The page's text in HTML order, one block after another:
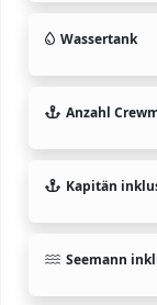
Wassertank
Anzahl
Kapitän
Seemann